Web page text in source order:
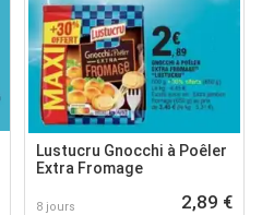
Lustucru Gnocchi à Poêler
Extra Fromage
8 jours 2,89 €